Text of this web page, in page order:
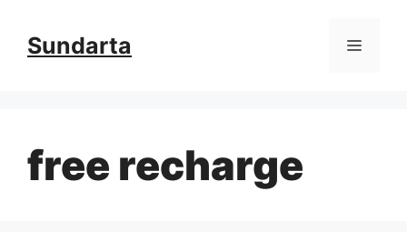
Sundarta Menu
free recharge